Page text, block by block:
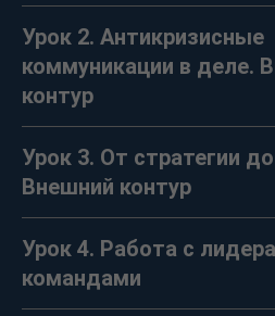
Урок 2. Антикризисные
коммуникации в деле.
контур
Урок 3. От стратегии
Внешний контур
Урок 4. Работа с
командами